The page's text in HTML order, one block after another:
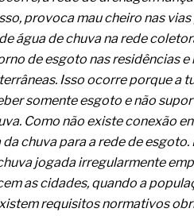
de indicadores nas
ganha espaço como
empresas
dimensionais dos produtos de
com fibra de vidro
competitiva não está no
a régua do comprador B2B e a venda
humana
provoca mau cheiro nas
água de chuva na rede
de esgoto nas residências
Isso ocorre porque a
somente esgoto e não
Como não existe conexão
chuva para a rede de
jogada irregularmente
as cidades, quando a
requisitos normativos